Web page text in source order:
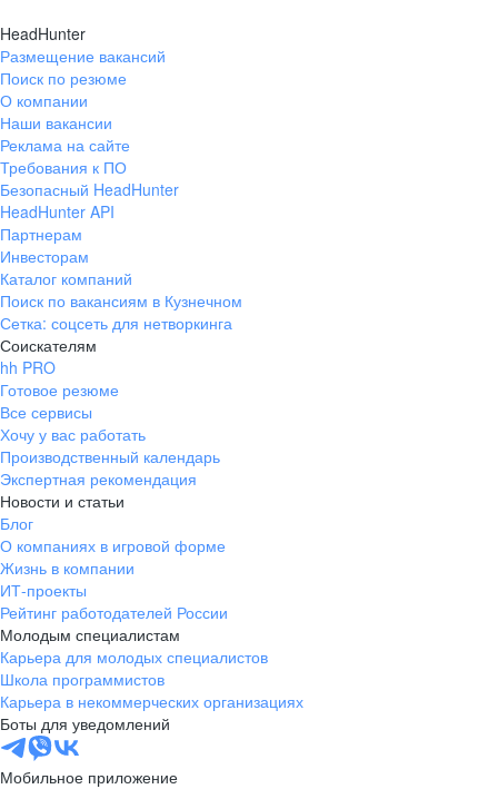
HeadHunter
Размещение вакансий
Поиск по резюме
О компании
Наши вакансии
Реклама на сайте
Требования к ПО
Безопасный HeadHunter
HeadHunter API
Партнерам
Инвесторам
Каталог компаний
Поиск по вакансиям в Кузнечном
Сетка: соцсеть для нетворкинга
Соискателям
hh PRO
Готовое резюме
Все сервисы
Хочу у вас работать
Производственный календарь
Экспертная рекомендация
Новости и статьи
Блог
О компаниях в игровой форме
Жизнь в компании
ИТ-проекты
Рейтинг работодателей России
Молодым специалистам
Карьера для молодых специалистов
Школа программистов
Карьера в некоммерческих организациях
Боты для уведомлений
Мобильное приложение